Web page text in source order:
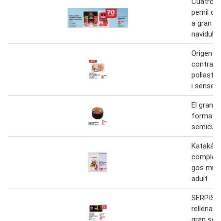
pernil
a gran
navidul
Origen -
i sense
El gran
Katakán
complet
gos
adult
SERPIS
rellenas